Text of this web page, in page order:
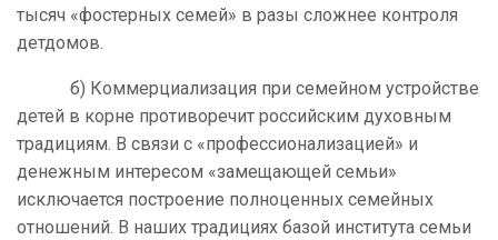
тысяч «фостерных семей» в разы сложнее контроля
детдомов.
б) Коммерциализация при семейном устройстве
детей в корне противоречит российским духовным
традициям. В связи с «профессионализацией» и
денежным интересом «замещающей семьи»
исключается построение полноценных семейных
отношений. В наших традициях базой института семьи